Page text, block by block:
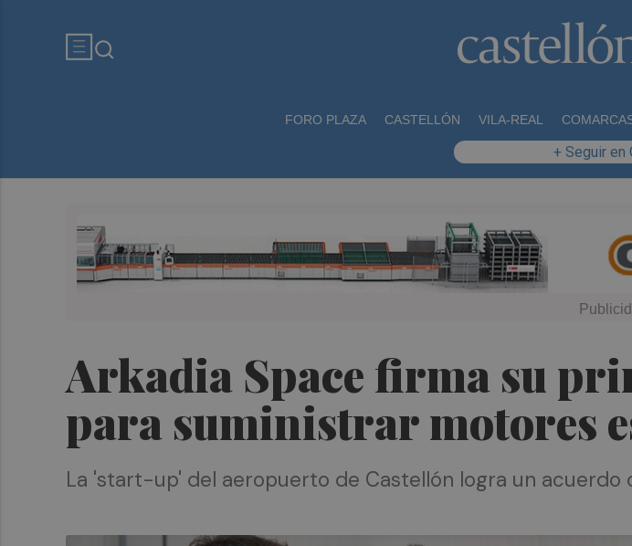
FORO PLAZA CASTELLÓN VILA-REAL
+ Seguir en
Arkadia Space firma su
para suministrar motores
La 'start-up' del aeropuerto de Castellón logra un